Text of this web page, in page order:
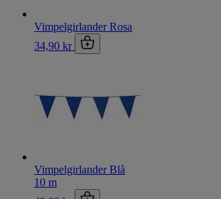
Vimpelgirlander Rosa
34,90 kr
Vimpelgirlander Blå
10 m